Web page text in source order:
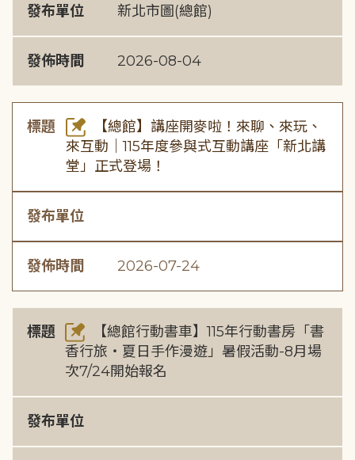
發布單位 新北市圖(總館)
發佈時間 2026-08-04
標題
【總館】講座開麥啦！來聊、來玩、
來互動｜115年度參與式互動講座「新北講
堂」正式登場！
發布單位
發佈時間 2026-07-24
標題
【總館行動書車】115年行動書房「書
香行旅・夏日手作漫遊」暑假活動-8月場
次7/24開始報名
發布單位